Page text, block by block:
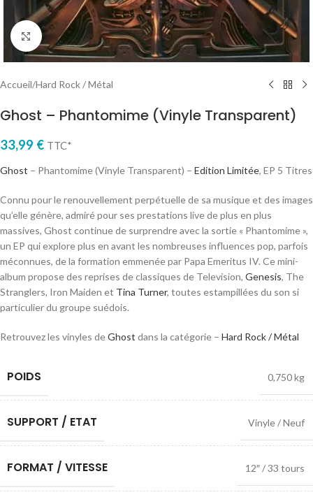
Cliquez pour agrandir
Accueil/Hard Rock / Métal
Ghost – Phantomime (Vinyle Transparent)
33,99 € TTC*
Ghost – Phantomime (Vinyle Transparent) – Edition Limitée, EP 5 Titres
Connu pour le renouvellement perpétuelle de sa musique et des images
qu’elle génère, admiré pour ses prestations live de plus en plus
massives, Ghost continue de surprendre avec la sortie « Phantomime »,
un EP qui explore plus en avant les nombreuses influences pop, parfois
méconnues, de la formation emmenée par Papa Emeritus IV. Ce mini-
album propose des reprises de classiques de Television, Genesis, The
Stranglers, Iron Maiden et Tina Turner, toutes estampillées du son si
particulier du groupe suédois.
Retrouvez les vinyles deGhost dans la catégorie – Hard Rock / Métal
POIDS 0,750 kg
SUPPORT / ETAT Vinyle / Neuf
FORMAT / VITESSE 12″ / 33 tours